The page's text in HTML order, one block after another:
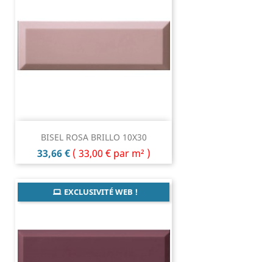
BISEL ROSA BRILLO 10X30
Prix
33,66 € ( 33,00 € par m² )
EXCLUSIVITÉ WEB !